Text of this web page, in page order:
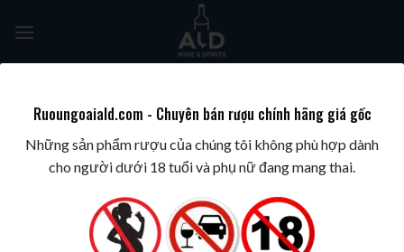
TRANG CHỦ BEST WINES & SPIRITS / BEST ISLAY WHISKY
Ruoungoaiald.com - Chuyên bán rượu chính hãng giá gốc
Những sản phẩm rượu của chúng tôi không phù hợp dành
cho người dưới 18 tuổi và phụ nữ đang mang thai.